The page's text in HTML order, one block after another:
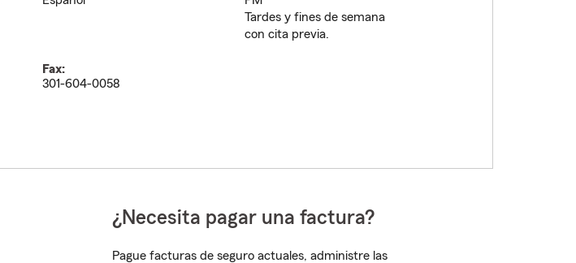
Tardes y fines de semana
con cita previa.
Fax:
301-604-0058
¿Necesita pagar una factura?
Pague facturas de seguro actuales, administre las